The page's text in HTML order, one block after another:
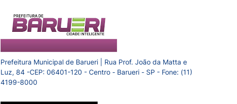
Prefeitura Municipal de Barueri | Rua Prof. João da Matta e
Luz, 84 -CEP: 06401-120 - Centro - Barueri - SP - Fone: (11)
4199-8000